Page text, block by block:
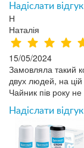
Надіслати відгук
Н
Наталія
15/05/2024
Замовляла такий
двух людей, на цій
Чайник пів року
Надіслати відгук